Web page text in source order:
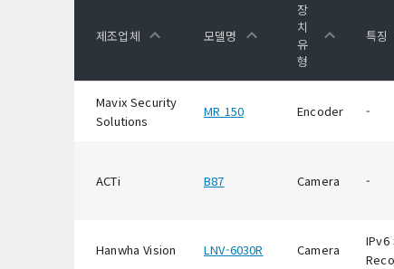
제조업체 모델명
장
치
유
형
특징
Mavix Security
Solutions
MR 150 Encoder -
ACTi B87 Camera -
Hanwha Vision LNV-6030R Camera
IPv6